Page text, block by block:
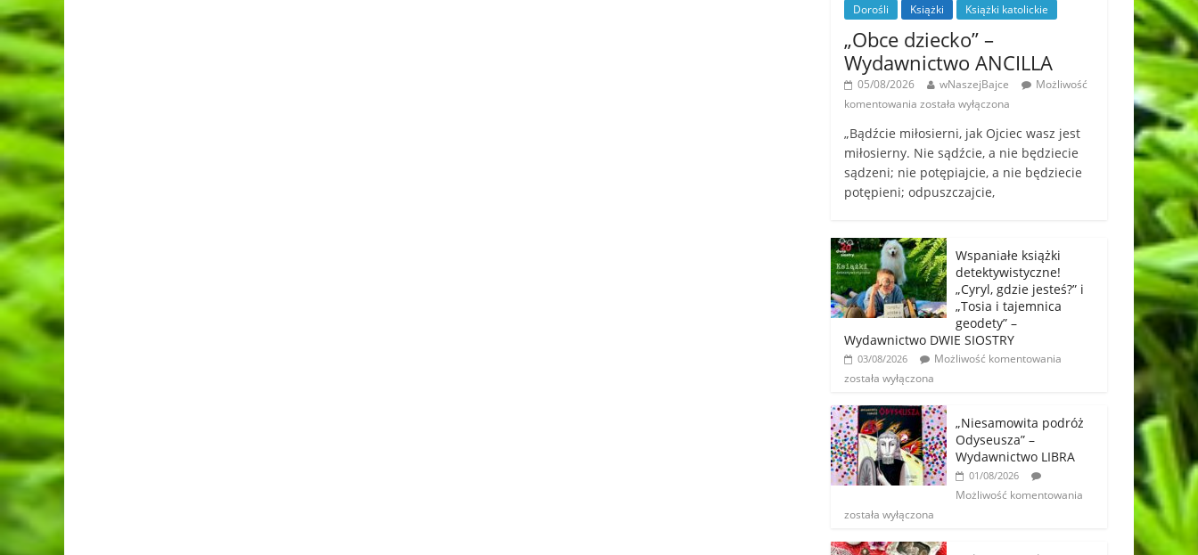
Dorośli Książki Książki katolickie
„Obce dziecko” –
Wydawnictwo ANCILLA
05/08/2026 wNaszejBajce
Możliwość
komentowania została wyłączona
„Bądźcie miłosierni, jak Ojciec wasz jest
miłosierny. Nie sądźcie, a nie będziecie
sądzeni; nie potępiajcie, a nie będziecie
potępieni; odpuszczajcie,
Wspaniałe książki
detektywistyczne!
„Cyryl, gdzie jesteś?” i
„Tosia i tajemnica
geodety” –
Wydawnictwo DWIE SIOSTRY
03/08/2026
Możliwość komentowania
została wyłączona
„Niesamowita podróż
Odyseusza” –
Wydawnictwo LIBRA
01/08/2026
Możliwość komentowania
została wyłączona